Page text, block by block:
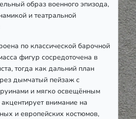
образ военного эпизода,
и театральной
по классической барочной
фигур сосредоточена в
тогда как дальний план
дымчатый пейзаж с
и мягко освещённым
внимание на
и европейских костюмов,